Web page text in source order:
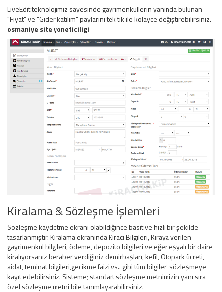
LiveEdit teknolojimiz sayesinde gayrimenkullerin yanında bulunan
"Fiyat" ve "Gider katılım" paylarını tek tık ile kolayce değiştirebilirsiniz.
osmaniye site yoneticiligi
Kiralama & Sözleşme İşlemleri
Sözleşme kaydetme ekranı olabildiğince basit ve hızlı bir şekilde
tasarlanmıştır. Kiralama ekranında Kiracı Bilgileri, Kiraya verilen
gayrimenkul bilgileri, ödeme, depozito bilgileri ve eğer eşyalı bir daire
kiralıyorsanız beraber verdiğiniz demirbaşları, kefil, Otopark ücreti,
aidat, teminat bilgileri,gecikme faizi vs.. gibi tüm bilgileri sözleşmeye
kayıt edebilirsiniz. Sisteme; standart sözleşme metnimizin yanı sıra
özel sözleşme metni bile tanımlayarabilirsiniz.